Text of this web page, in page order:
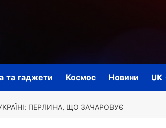
та гаджети Космос Новини UK
ПЕРЛИНА, ЩО ЗАЧАРОВУЄ